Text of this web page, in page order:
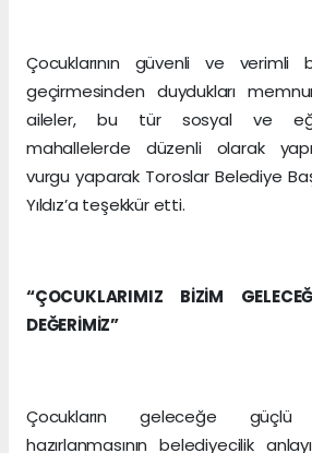
Çocuklarının güvenli ve
geçirmesinden duydukları
aileler, bu tür sosyal ve
mahallelerde düzenli olarak
vurgu yaparak Toroslar Belediye
Yıldız’a teşekkür etti.
“ÇOCUKLARIMIZ BİZİM
DEĞERİMİZ”
Çocukların geleceğe
hazırlanmasının belediyecilik